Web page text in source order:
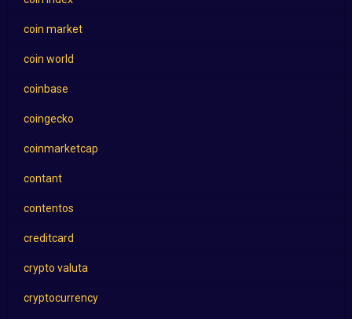
coin market
coin world
coinbase
coingecko
coinmarketcap
contant
contentos
creditcard
crypto valuta
cryptocurrency